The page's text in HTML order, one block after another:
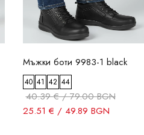
Мъжки боти 9983-1 black
40 41 42 44
40.39 € / 79.00 BGN
25.51 € / 49.89 BGN